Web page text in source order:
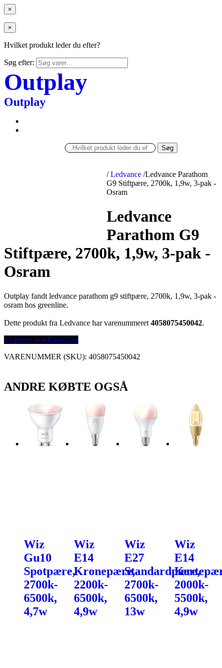
×
×
Hvilket produkt leder du efter?
Søg efter:
Outplay
Outplay
Søg
/ Ledvance /Ledvance Parathom
G9 Stiftpære, 2700k, 1,9w, 3-pak -
Osram
Ledvance
Parathom G9
Stiftpære, 2700k, 1,9w, 3-pak -
Osram
Outplay fandt ledvance parathom g9 stiftpære, 2700k, 1,9w, 3-pak -
osram hos greenline.
Dette produkt fra Ledvance har varenummeret 4058075450042.
Se prisen hos Greenline
VARENUMMER (SKU): 4058075450042
ANDRE KØBTE OGSÅ
Wiz
Gu10
Spotpære,
2700k-
6500k,
4,7w
Wiz
E14
Kronepære,
2200k-
6500k,
4,9w
Wiz
E27
Standardpære,
2700k-
6500k,
13w
Wiz
E14
2000k-
5500k,
4,9w